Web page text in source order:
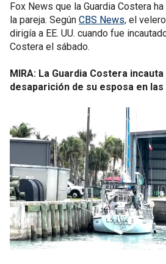
Fox News que la Guardia Costera
la pareja. Según CBS News, el
dirigía a EE. UU. cuando fue
Costera el sábado.
MIRA: La Guardia Costera
desaparición de su esposa en las